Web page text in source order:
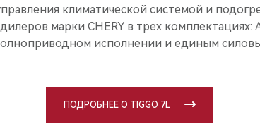
климатической системой и
марки CHERY в трех комплектациях:
исполнении и единым
ПОДРОБНЕЕ О TIGGO 7L